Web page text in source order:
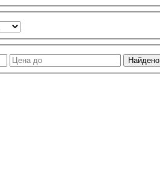
Найдено